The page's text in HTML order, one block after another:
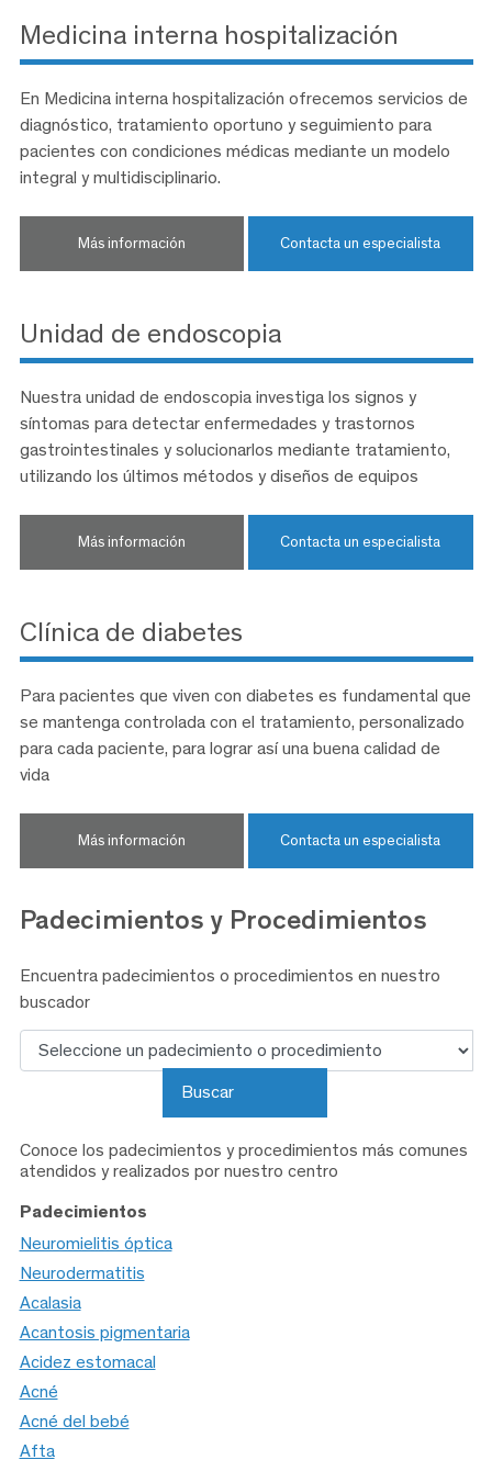
Medicina interna hospitalización
En Medicina interna hospitalización ofrecemos servicios de
diagnóstico, tratamiento oportuno y seguimiento para
pacientes con condiciones médicas mediante un modelo
integral y multidisciplinario.
Más información Contacta un especialista
Unidad de endoscopia
Nuestra unidad de endoscopia investiga los signos y
síntomas para detectar enfermedades y trastornos
gastrointestinales y solucionarlos mediante tratamiento,
utilizando los últimos métodos y diseños de equipos
Más información Contacta un especialista
Clínica de diabetes
Para pacientes que viven con diabetes es fundamental que
se mantenga controlada con el tratamiento, personalizado
para cada paciente, para lograr así una buena calidad de
vida
Más información Contacta un especialista
Padecimientos yProcedimientos
Encuentra padecimientos o procedimientos en nuestro
buscador
Buscar
Buscar
Conoce los padecimientos y procedimientos más comunes
atendidos y realizados por nuestro centro
Padecimientos
Neuromielitis óptica
Neurodermatitis
Acalasia
Acantosis pigmentaria
Acidez estomacal
Acné
Acné del bebé
Afta